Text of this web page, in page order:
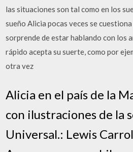
las situaciones son tal como en los
sueño Alicia pocas veces se
sorprende de estar hablando con los
rápido acepta su suerte, como por
otra vez
Alicia en el país de la
con ilustraciones de la
Universal.: Lewis